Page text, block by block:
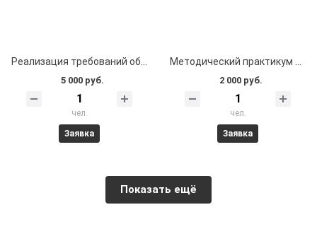
Реализация требований обновленных ФГОС ООО, ФГОС СОО в работе учителя (химия)
5 000 руб.
чел.
Заявка
Методический практикум по работе с межпредметными заданиями на учебных занятиях
2 000 руб.
чел.
Заявка
Показать ещё